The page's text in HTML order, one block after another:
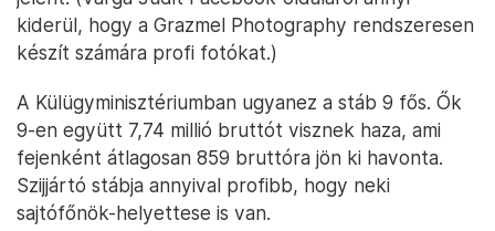
kiderül, hogy a Grazmel Photography rendszeresen
készít számára profi fotókat.)
A Külügyminisztériumban ugyanez a stáb 9 fős. Ők
9-en együtt 7,74 millió bruttót visznek haza, ami
fejenként átlagosan 859 bruttóra jön ki havonta.
Szijjártó stábja annyival profibb, hogy neki
sajtófőnök-helyettese is van.